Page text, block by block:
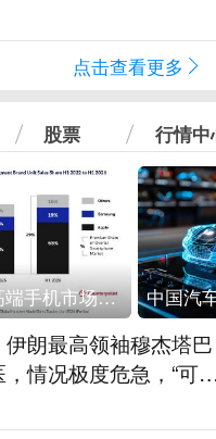
点击查看更多
股票 行情中
苹果拿下高端手机市场65%的份额：iPhone 17系列功不可没
朗最高领袖穆杰塔巴
情况极度危急，“可